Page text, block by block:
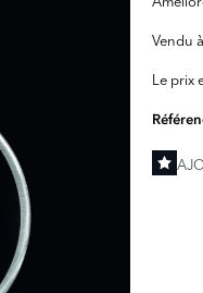
Vendu
Le prix